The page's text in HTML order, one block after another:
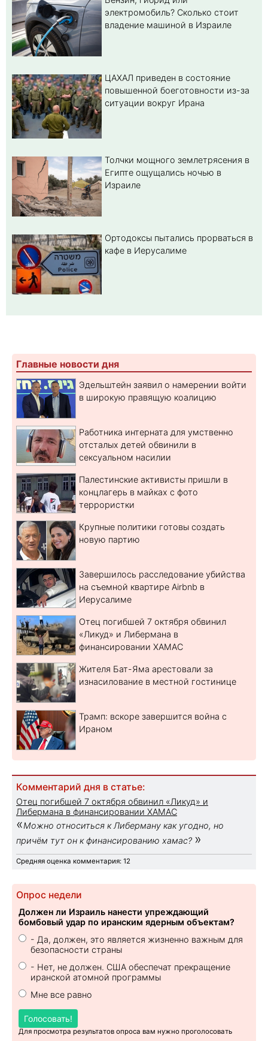
электромобиль? Cколько стоит
владение машиной в Израиле
ЦАХАЛ приведен в состояние
повышенной боеготовности из-за
ситуации вокруг Ирана
Толчки мощного землетрясения в
Египте ощущались ночью в
Израиле
Ортодоксы пытались прорваться в
кафе в Иерусалиме
Главные новости дня
Эдельштейн заявил о намерении войти
в широкую правящую коалицию
Работника интерната для умственно
отсталых детей обвинили в
сексуальном насилии
Палестинские активисты пришли в
концлагерь в майках с фото
террористки
Крупные политики готовы создать
новую партию
Завершилось расследование убийства
на съемной квартире Airbnb в
Иерусалиме
Отец погибшей 7 октября обвинил
«Ликуд» и Либермана в
финансировании ХАМАС
Жителя Бат-Яма арестовали за
изнасилование в местной гостинице
Трамп: вскоре завершится война с
Ираном
Комментарий дня в статье:
Отец погибшей 7 октября обвинил «Ликуд» и
Либермана в финансировании ХАМАС
«Можно относиться к Либерману как угодно, но
причём тут он к финансированию хамас? »
Средняя оценка комментария: 12
Опрос недели
Должен ли Израиль нанести упреждающий
бомбовый удар по иранским ядерным объектам?
- Да, должен, это является жизненно важным для
безопасности страны
- Нет, не должен. США обеспечат прекращение
иранской атомной программы
Мне все равно
Голосовать!
Для просмотра результатов опроса вам нужно проголосовать